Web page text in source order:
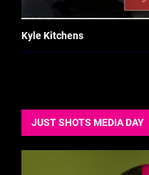
Kyle Kitchens
JUST SHOTS MEDIA DAY